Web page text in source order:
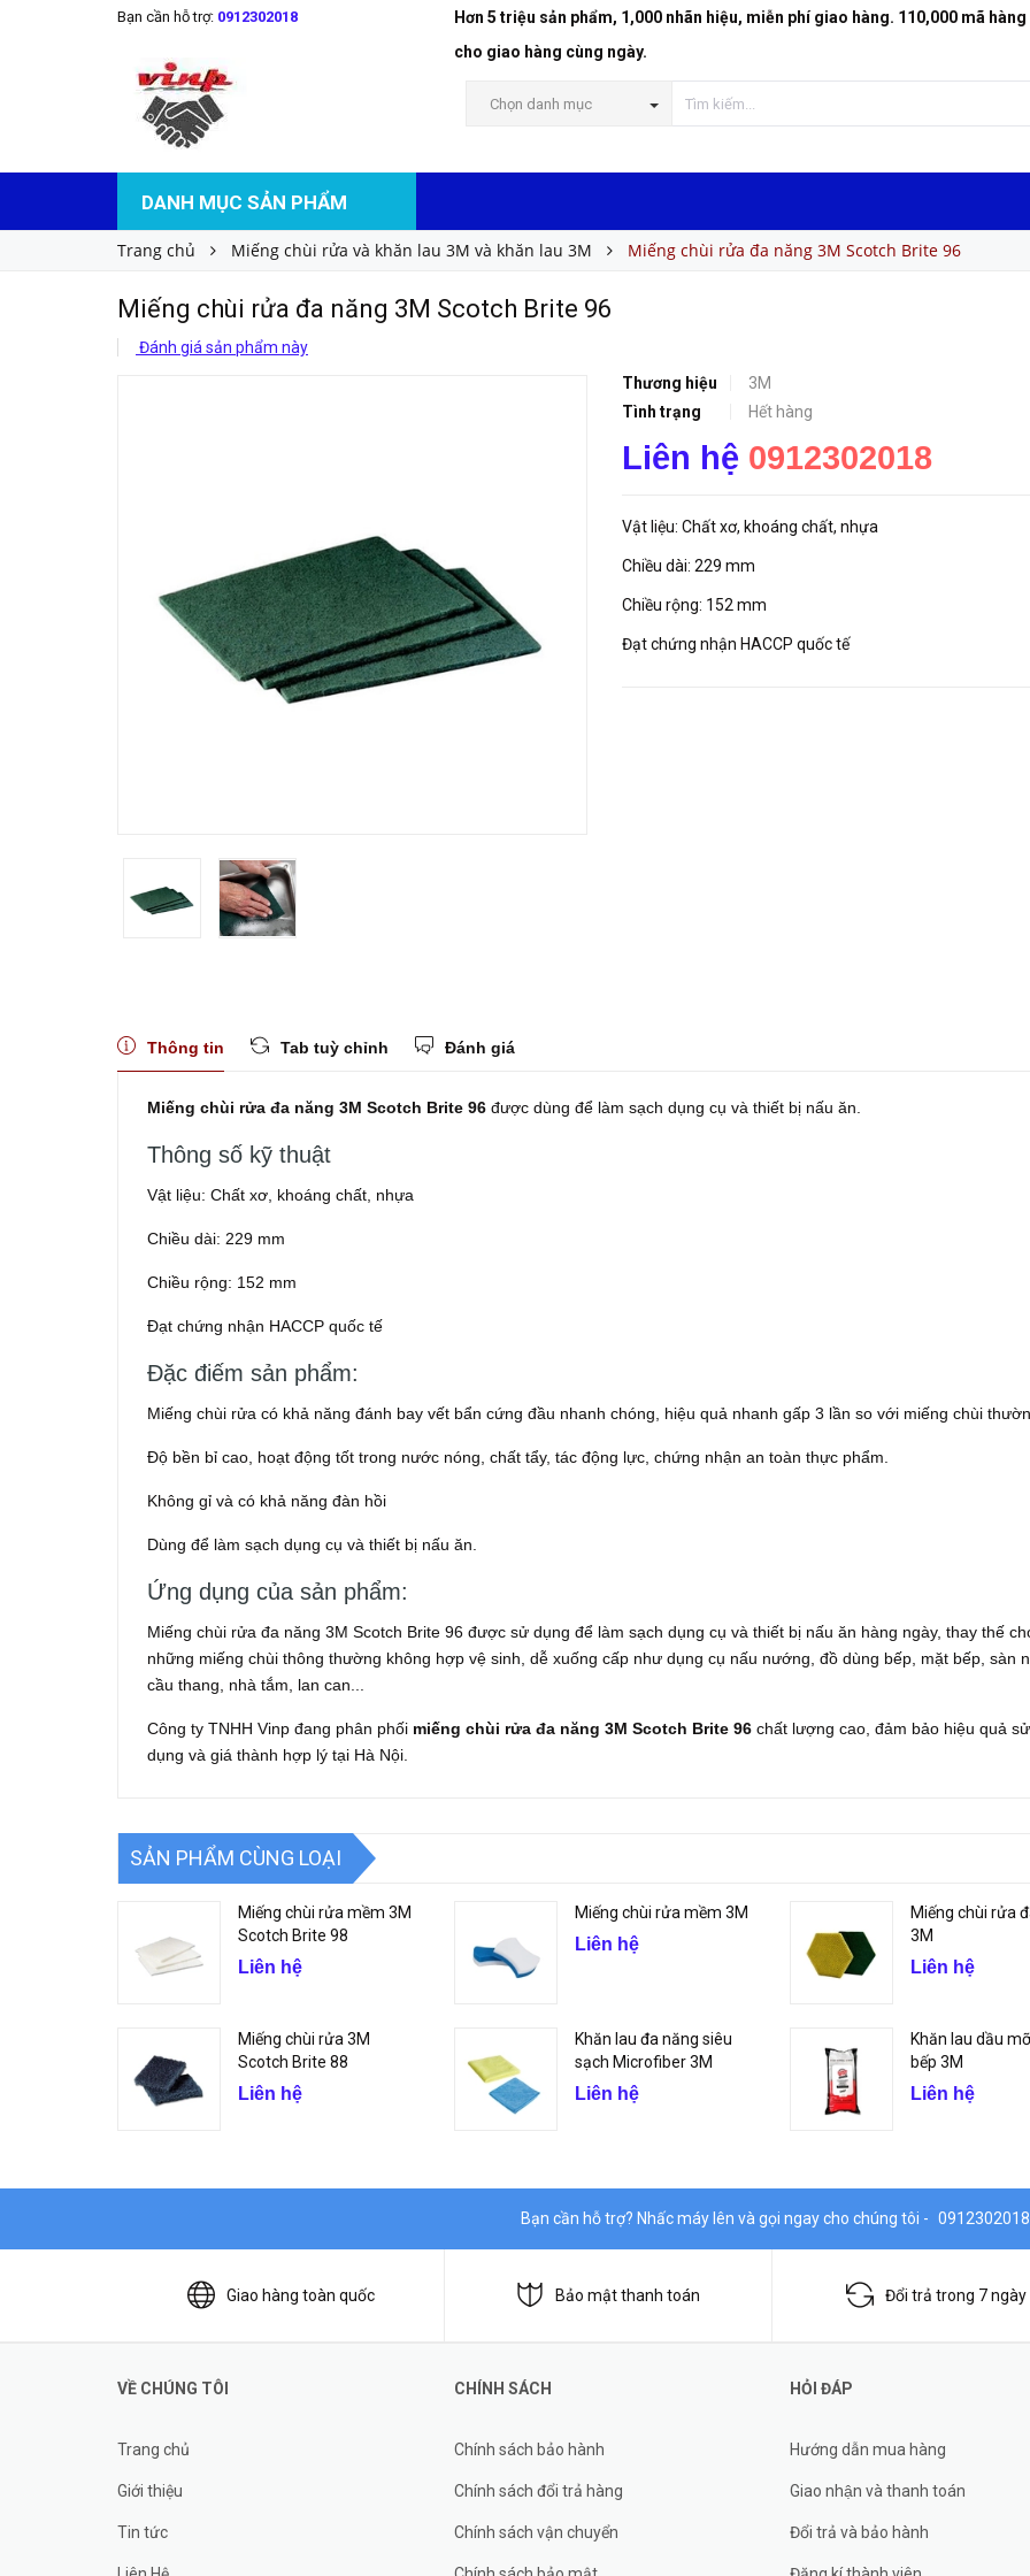
Bạn cần hỗ trợ: 0912302018
Hơn 5 triệu sản phẩm, 1,000 nhãn hiệu, miễn phí giao hàng. 110,000 mã
cho giao hàng cùng ngày.
Chọn danh mục
DANH MỤC SẢN PHẨM
Trang chủ Miếng chùi rửa và khăn lau 3M và khăn lau 3M Miếng chùi rửa đa năng 3M Scotch Brite 96
Miếng chùi rửa đa năng 3M Scotch Brite 96
Đánh giá sản phẩm này
Thương hiệu
3M
Tình trạng
Hết hàng
Liên hệ 0912302018
Vật liệu: Chất xơ, khoáng chất, nhựa
Chiều dài: 229 mm
Chiều rộng: 152 mm
Đạt chứng nhận HACCP quốc tế
Miếng chùi rửa đa năng 3M Scotch Brite 96
Thông tin Tab tuỳ chỉnh Đánh giá
Miếng chùi rửa đa năng 3M Scotch Brite 96 được dùng để làm sạch dụng cụ và thiết bị nấu ăn.
Thông số kỹ thuật
Vật liệu: Chất xơ, khoáng chất, nhựa
Chiều dài: 229 mm
Chiều rộng: 152 mm
Đạt chứng nhận HACCP quốc tế
Đặc điếm sản phẩm:
Miếng chùi rửa có khả năng đánh bay vết bẩn cứng đầu nhanh chóng, hiệu quả nhanh gấp 3 lần so với miếng chùi
Độ bền bỉ cao, hoạt động tốt trong nước nóng, chất tẩy, tác động lực, chứng nhận an toàn thực phẩm.
Không gỉ và có khả năng đàn hồi
Dùng để làm sạch dụng cụ và thiết bị nấu ăn.
Ứng dụng của sản phẩm:
Miếng chùi rửa đa năng 3M Scotch Brite 96 được sử dụng để làm sạch dụng cụ và thiết bị nấu ăn hàng ngày, thay thế
những miếng chùi thông thường không hợp vệ sinh, dễ xuống cấp như dụng cụ nấu nướng, đồ dùng bếp, mặt bếp, sàn
cầu thang, nhà tắm, lan can...
Công ty TNHH Vinp đang phân phối miếng chùi rửa đa năng 3M Scotch Brite 96 chất lượng cao, đảm bảo hiệu quả sử
dụng và giá thành hợp lý tại Hà Nội.
SẢN PHẨM CÙNG LOẠI
Miếng chùi rửa mềm 3M
Scotch Brite 98
Liên hệ
Miếng chùi rửa mềm 3M
Liên hệ
Miếng chùi rửa
3M
Liên hệ
Miếng chùi rửa 3M
Scotch Brite 88
Liên hệ
Khăn lau đa năng siêu
sạch Microfiber 3M
Liên hệ
Khăn lau dầu
bếp 3M
Liên hệ
Bạn cần hỗ trợ? Nhấc máy lên và gọi ngay cho chúng tôi - 0912302018
Giao hàng toàn quốc Bảo mật thanh toán Đổi trả trong 7 ngày
VỀ CHÚNG TÔI
Trang chủ
Giới thiệu
Tin tức
CHÍNH SÁCH
Chính sách bảo hành
Chính sách đổi trả hàng
Chính sách vận chuyển
HỎI ĐÁP
Hướng dẫn mua hàng
Giao nhận và thanh toán
Đổi trả và bảo hành